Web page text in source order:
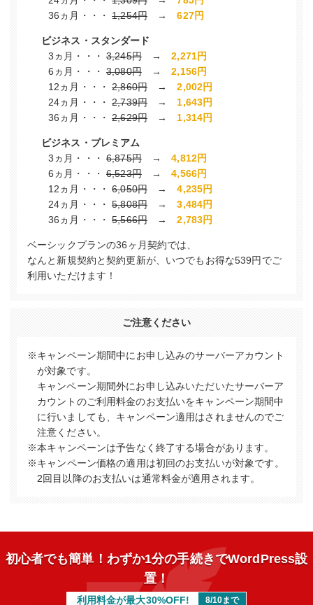
36ヵ月
・・・1,254円→627円
ビジネス・スタンダード
3ヵ月 ・・・ 3,245円→2,271円
6ヵ月 ・・・ 3,080円→2,156円
12ヵ月
・・・2,860円→2,002円
24ヵ月
・・・2,739円→ 1,643円
36ヵ月
・・・2,629円→ 1,314円
ビジネス・プレミアム
3ヵ月 ・・・ 6,875円→4,812円
6ヵ月 ・・・ 6,523円→4,566円
12ヵ月
・・・6,050円→4,235円
24ヵ月
・・・5,808円→3,484円
36ヵ月
・・・5,566円→2,783円
ベーシックプランの36ヶ月契約では、
なんと新規契約と契約更新が、いつでもお得な539円でご
利用いただけます！
ご注意ください
※キャンペーン期間中にお申し込みのサーバーアカウント
が対象です。
キャンペーン期間外にお申し込みいただいたサーバーア
カウントのご利用料金のお支払いをキャンペーン期間中
に行いましても、キャンペーン適用はされませんのでご
注意ください。
※本キャンペーンは予告なく終了する場合があります。
※キャンペーン価格の適用は初回のお支払いが対象です。
2回目以降のお支払いは通常料金が適用されます。
初心者でも簡単！わずか1分の手続きでWordPress設
置！
利用料金が最大30%OFF! 8/10まで